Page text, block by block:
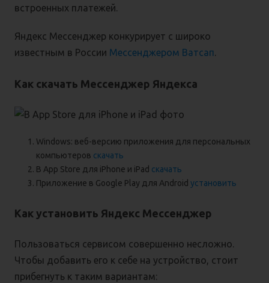
встроенных платежей.
Яндекс Мессенджер конкурирует с широко
известным в России Мессенджером Ватсап.
Как скачать Мессенджер Яндекса
Windows: веб-версию приложения для персональных
компьютеров скачать
В App Store для iPhone и iPad скачать
Приложение в Google Play для Android установить
Как установить Яндекс Мессенджер
Пользоваться сервисом совершенно несложно.
Чтобы добавить его к себе на устройство, стоит
прибегнуть к таким вариантам: